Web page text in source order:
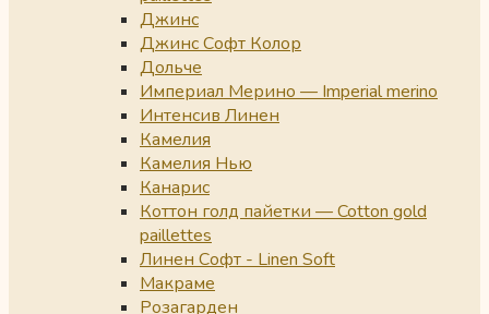
Джинс
Джинс Софт Колор
Дольче
Империал Мерино — Imperial merino
Интенсив Линен
Камелия
Камелия Нью
Канарис
Коттон голд пайетки — Cotton gold
paillettes
Линен Софт - Linen Soft
Макраме
Розагарден